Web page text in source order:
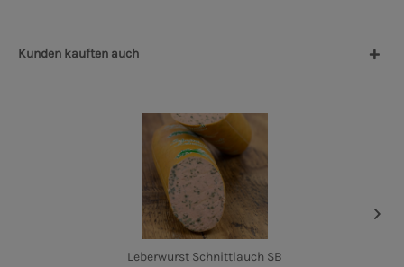
Kunden kauften auch
Leberwurst Schnittlauch SB